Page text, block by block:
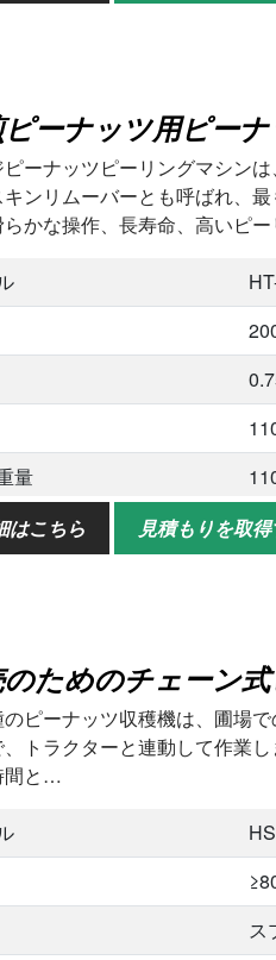
ーナッツ用ピー
ピーナッツピーリングマシン
キンリムーバーとも呼ばれ、
かな操作、長寿命、高いピ
量
はこちら 見積もりを取
ためのチェーン
のピーナッツ収穫機は、圃場
トラクターと連動して作業
間と…
ス